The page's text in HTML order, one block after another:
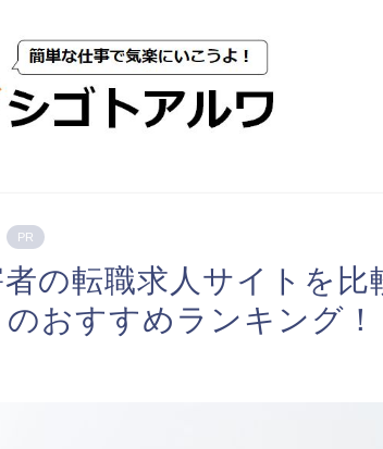
PR
者の転職求人サイトを比
のおすすめランキング！